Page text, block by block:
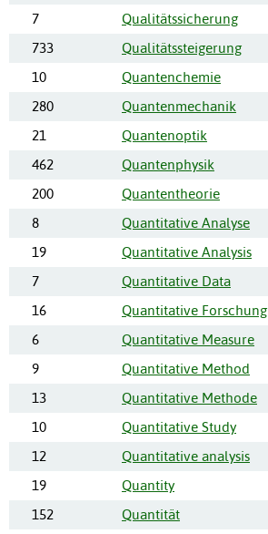
7
Qualitätssicherung
733
Qualitätssteigerung
10
Quantenchemie
280
Quantenmechanik
21
Quantenoptik
462
Quantenphysik
200
Quantentheorie
8
Quantitative Analyse
19
Quantitative Analysis
7
Quantitative Data
16
Quantitative Forschung
6
Quantitative Measure
9
Quantitative Method
13
Quantitative Methode
10
Quantitative Study
12
Quantitative analysis
19
Quantity
152
Quantität